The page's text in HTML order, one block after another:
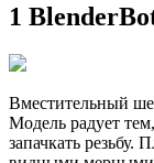
1
Вместительный
Модель радует
запачкать резьбу.